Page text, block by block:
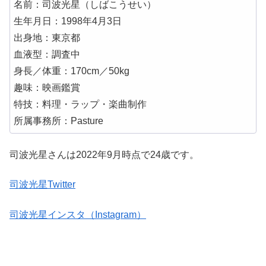
名前：司波光星（しばこうせい）
生年月日：1998年4月3日
出身地：東京都
血液型：調査中
身長／体重：170cm／50kg
趣味：映画鑑賞
特技：料理・ラップ・楽曲制作
所属事務所：Pasture
司波光星さんは2022年9月時点で24歳です。
司波光星Twitter
司波光星インスタ（Instagram）